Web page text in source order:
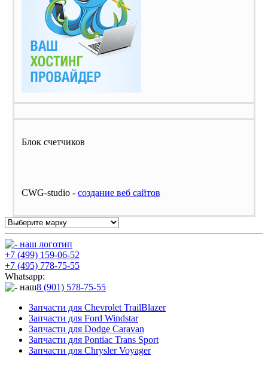
Блок счетчиков
CWG-studio - cоздание веб сайтов
+7 (499) 159-06-52
+7 (495) 778-75-55
Whatsapp:
8 (901) 578-75-55
Запчасти для Chevrolet TrailBlazer
Запчасти для Ford Windstar
Запчасти для Dodge Caravan
Запчасти для Pontiac Trans Sport
Запчасти для Chrysler Voyager